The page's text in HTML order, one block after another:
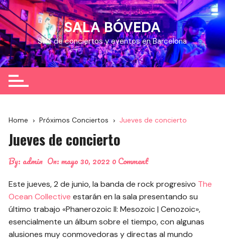
Skip
to
content
SALA BÓVEDA
Sala de conciertos y eventos en Barcelona
Home Próximos Conciertos Jueves de concierto
Jueves de concierto
By: admin On:mayo 30, 2022 0 Comment
Este jueves, 2 de junio, la banda de rock progresivo The
Ocean Collective estarán en la sala presentando su
último trabajo «Phanerozoic II: Mesozoic | Cenozoic»,
esencialmente un álbum sobre el tiempo, con algunas
alusiones muy conmovedoras y directas al mundo